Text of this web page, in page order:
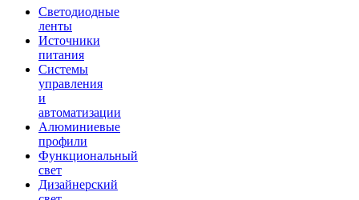
Светодиодные
ленты
Источники
питания
Системы
управления
и
автоматизации
Алюминиевые
профили
Функциональный
свет
Дизайнерский